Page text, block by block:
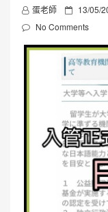
蛋老師
P
o
t
e
d
o
n
13/05/
No Comments